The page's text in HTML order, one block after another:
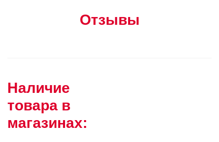
Отзывы
Наличие
товара в
магазинах: